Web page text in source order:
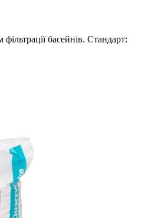
басейнів. Стандарт: